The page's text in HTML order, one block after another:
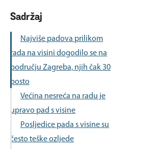
Sadržaj
Najviše padova prilikom
rada na visini dogodilo se na
području Zagreba, njih čak 30
posto
Većina nesreća na radu je
upravo pad s visine
Posljedice pada s visine su
često teške ozljede